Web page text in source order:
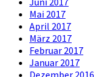
Mai 2017
April 2017
März 2017
Februar 2017
Januar 2017